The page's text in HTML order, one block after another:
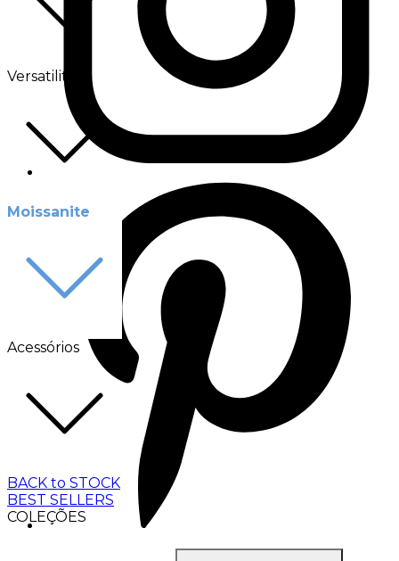
Versatilité
Moissanite
Acessórios
BACK to STOCK
BEST SELLERS
COLEÇÕES